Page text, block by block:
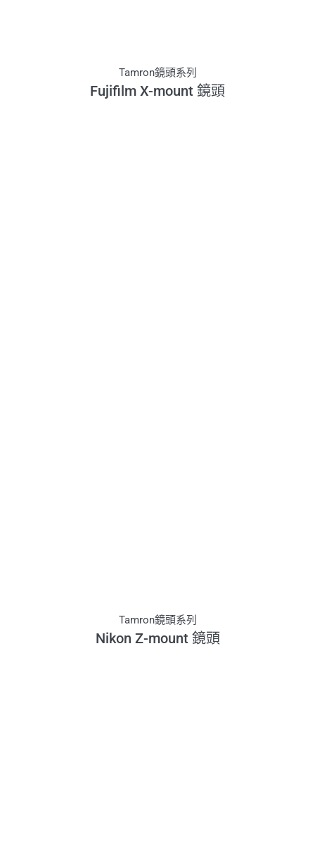
Tamron鏡頭系列
Fujifilm X-mount 鏡頭
Tamron鏡頭系列
Nikon Z-mount 鏡頭